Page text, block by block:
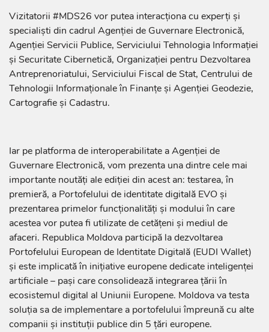
Vizitatorii #MDS26 vor putea interacționa cu experți și
specialiști din cadrul Agenției de Guvernare Electronică,
Agenției Servicii Publice, Serviciului Tehnologia Informației
și Securitate Cibernetică, Organizației pentru Dezvoltarea
Antreprenoriatului, Serviciului Fiscal de Stat, Centrului de
Tehnologii Informaționale în Finanțe și Agenției Geodezie,
Cartografie și Cadastru.
Iar pe platforma de interoperabilitate a Agenției de
Guvernare Electronică, vom prezenta una dintre cele mai
importante noutăți ale ediției din acest an: testarea, în
premieră, a Portofelului de identitate digitală EVO și
prezentarea primelor funcționalități și modului în care
acestea vor putea fi utilizate de cetățeni și mediul de
afaceri. Republica Moldova participă la dezvoltarea
Portofelului European de Identitate Digitală (EUDI Wallet)
și este implicată în inițiative europene dedicate inteligenței
artificiale – pași care consolidează integrarea țării în
ecosistemul digital al Uniunii Europene. Moldova va testa
soluția sa de implementare a portofelului împreună cu alte
companii și instituții publice din 5 țări europene.